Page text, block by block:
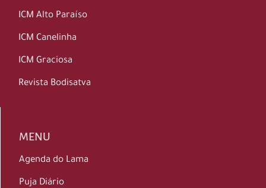
ICM Alto Paraíso
ICM Canelinha
ICM Graciosa
Revista Bodisatva
MENU
Agenda do Lama
Puja Diário